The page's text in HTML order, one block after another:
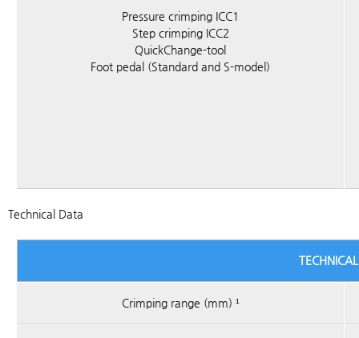
Pressure crimping ICC1
Step crimping ICC2
QuickChange-tool
Foot pedal (Standard and S-model)
Technical Data
Crimping range (mm) ¹